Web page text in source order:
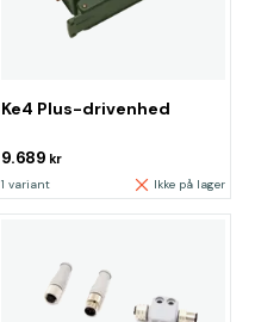
Ke4 Plus-drivenhed
9.689 kr
1 variant Ikke på lager